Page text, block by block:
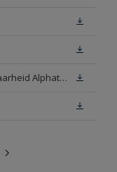
Technical Report decontamineerbaarheid Alphatex SF